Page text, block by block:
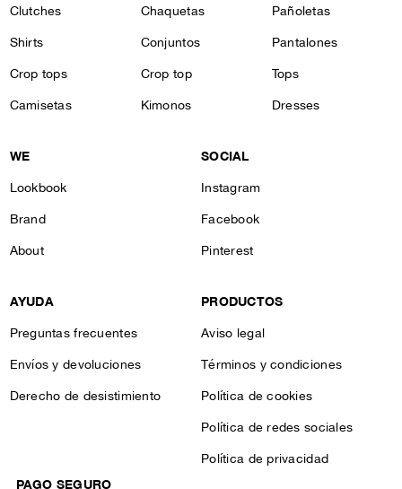
Clutches
Shirts
Crop tops
Camisetas
Chaquetas
Conjuntos
Crop top
Kimonos
Pañoletas
Pantalones
Tops
Dresses
WE
Lookbook
Brand
About
SOCIAL
Instagram
Facebook
Pinterest
AYUDA
Preguntas frecuentes
Envíos y devoluciones
Derecho de desistimiento
PRODUCTOS
Aviso legal
Términos y condiciones
Política de cookies
Política de redes sociales
Política de privacidad